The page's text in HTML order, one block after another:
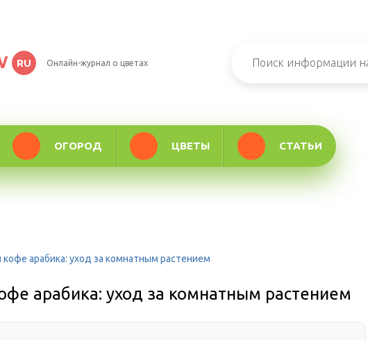
RU Онлайн-журнал о цветах
ОГОРОД ЦВЕТЫ СТАТЬИ
арабика: уход за комнатным растением
арабика: уход за комнатным растением